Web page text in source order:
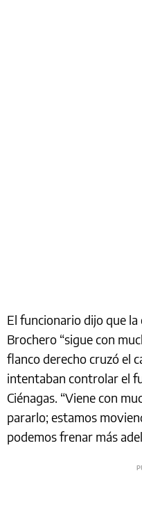
El funcionario dijo que la
Brochero “sigue con
flanco derecho cruzó el
intentaban controlar el
Ciénagas. “Viene con
pararlo; estamos
podemos frenar más